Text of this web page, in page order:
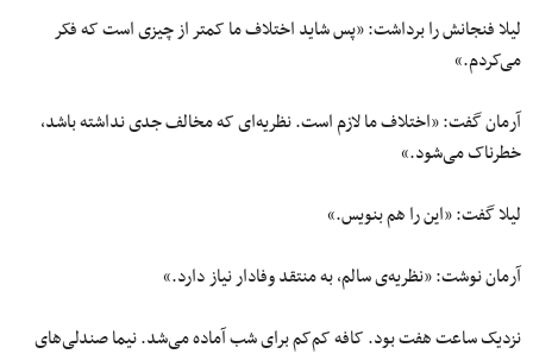
لیلا فنجانش را برداشت: «پس شاید اختلاف ما کمتر از چیزی است که فکر
می‌کردم.»
آرمان گفت: «اختلاف ما لازم است. نظریه‌ای که مخالف جدی نداشته باشد،
خطرناک می‌شود.»
لیلا گفت: «این را هم بنویس.»
آرمان نوشت: «نظریه‌ی سالم، به منتقد وفادار نیاز دارد.»
نزدیک ساعت هفت بود. کافه کم‌کم برای شب آماده می‌شد. نیما صندلی‌های